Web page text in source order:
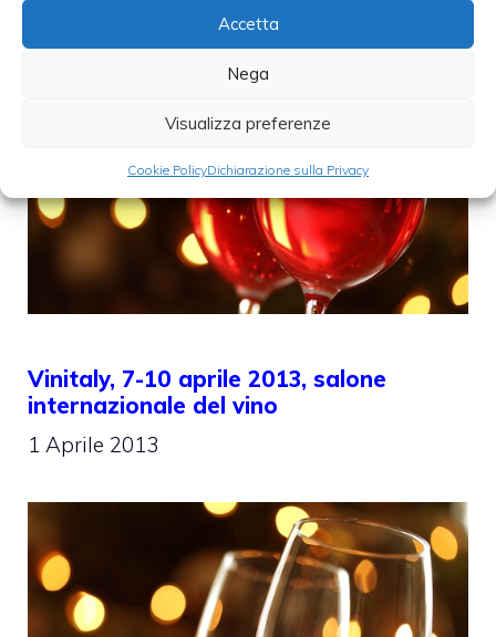
Accetta
Nega
Visualizza preferenze
Cookie PolicyDichiarazione sulla Privacy
Vinitaly, 7-10 aprile 2013, salone
internazionale del vino
1 Aprile 2013